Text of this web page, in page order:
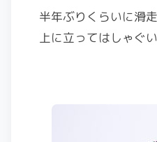
半年ぶりくらいに滑
上に立ってはしゃぐ